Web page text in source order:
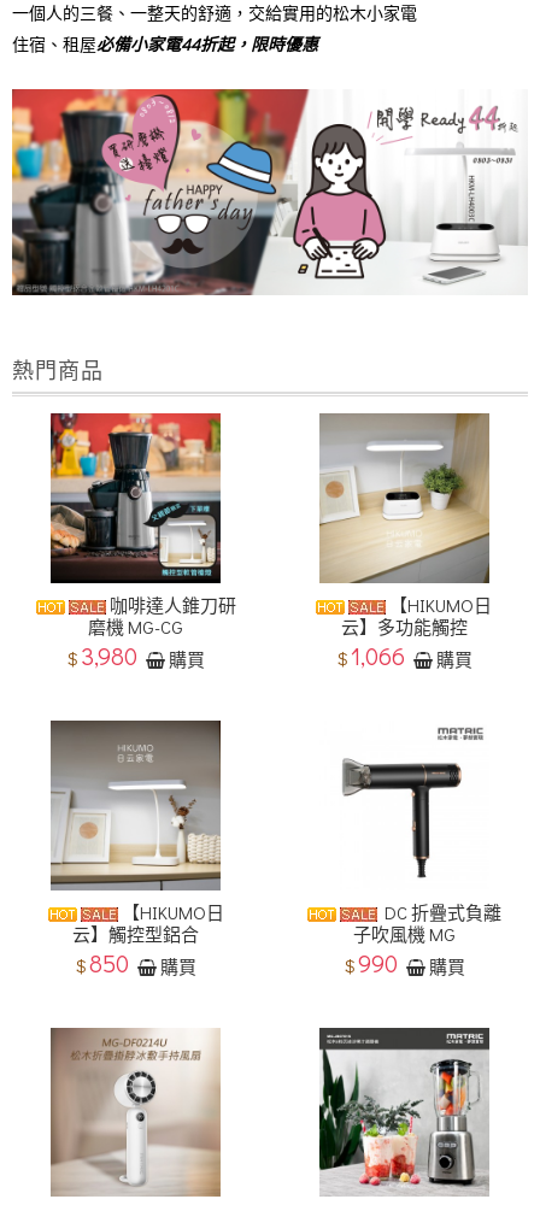
一個人的三餐、一整天的舒適，交給實用的松木小家電
住宿、租屋必備小家電44折起，限時優惠
熱門商品
咖啡達人錐刀研
磨機 MG-CG
$ 3,980 購買
【HIKUMO日
云】多功能觸控
$ 1,066 購買
【HIKUMO日
云】觸控型鋁合
$850 購買
DC 折疊式負離
子吹風機 MG
$990 購買